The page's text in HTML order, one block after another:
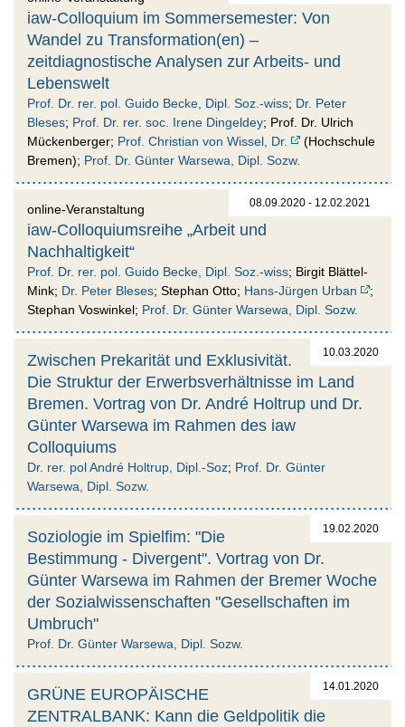
iaw-Colloquium im Sommersemester: Von
Wandel zu Transformation(en) –
zeitdiagnostische Analysen zur Arbeits- und
Lebenswelt
Prof. Dr. rer. pol. Guido Becke, Dipl. Soz.-wiss; Dr. Peter
Bleses; Prof. Dr. rer. soc. Irene Dingeldey; Prof. Dr. Ulrich
Mückenberger; Prof. Christian von Wissel, Dr.
(Hochschule
Bremen); Prof. Dr. Günter Warsewa, Dipl. Sozw.
08.09.2020 - 12.02.2021
online-Veranstaltung
iaw-Colloquiumsreihe „Arbeit und
Nachhaltigkeit“
Prof. Dr. rer. pol. Guido Becke, Dipl. Soz.-wiss; Birgit Blättel-
Mink; Dr. Peter Bleses; Stephan Otto; Hans-Jürgen Urban
;
Stephan Voswinkel; Prof. Dr. Günter Warsewa, Dipl. Sozw.
10.03.2020
Zwischen Prekarität und Exklusivität.
Die Struktur der Erwerbsverhältnisse im Land
Bremen. Vortrag von Dr. André Holtrup und Dr.
Günter Warsewa im Rahmen des iaw
Colloquiums
Dr. rer. pol André Holtrup, Dipl.-Soz; Prof. Dr. Günter
Warsewa, Dipl. Sozw.
19.02.2020
Soziologie im Spielfim: "Die
Bestimmung - Divergent". Vortrag von Dr.
Günter Warsewa im Rahmen der Bremer Woche
der Sozialwissenschaften "Gesellschaften im
Umbruch"
Prof. Dr. Günter Warsewa, Dipl. Sozw.
14.01.2020
GRÜNE EUROPÄISCHE
ZENTRALBANK: Kann die Geldpolitik die